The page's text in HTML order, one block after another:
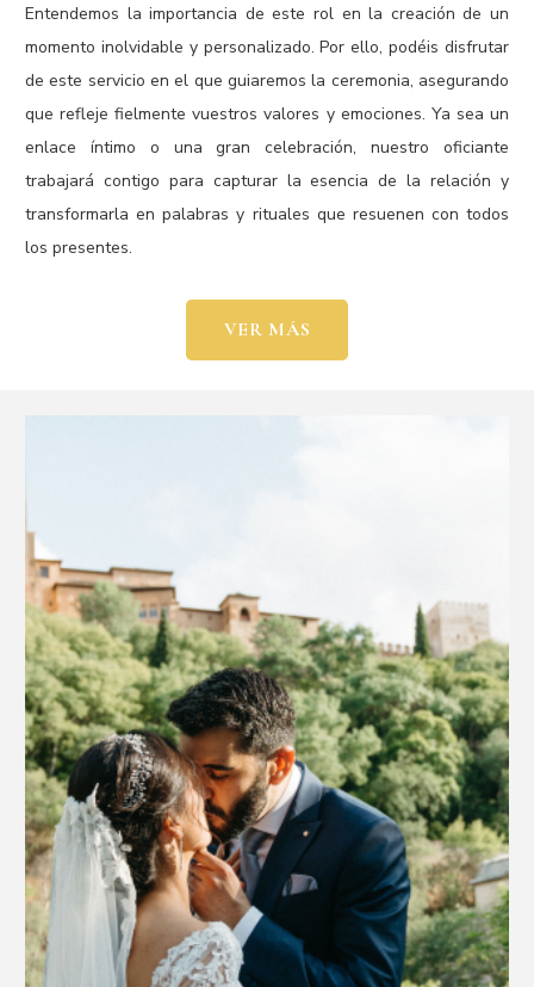
Entendemos la importancia de este rol en la creación de un
momento inolvidable y personalizado. Por ello, podéis disfrutar
de este servicio en el que guiaremos la ceremonia, asegurando
que refleje fielmente vuestros valores y emociones. Ya sea un
enlace íntimo o una gran celebración, nuestro oficiante
trabajará contigo para capturar la esencia de la relación y
transformarla en palabras y rituales que resuenen con todos
los presentes.
VER MÁS